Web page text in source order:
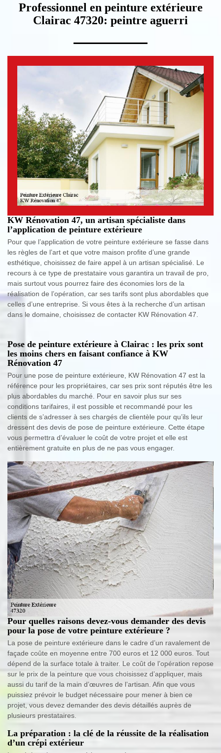
Professionnel en peinture extérieure
Clairac 47320: peintre aguerri
KW Rénovation 47, un artisan spécialiste dans
l’application de peinture extérieure
Pour que l’application de votre peinture extérieure se fasse dans
les règles de l’art et que votre maison profite d’une grande
esthétique, choisissez de faire appel à un artisan spécialisé. Le
recours à ce type de prestataire vous garantira un travail de pro,
mais surtout vous pourrez faire des économies lors de la
réalisation de l’opération, car ses tarifs sont plus abordables que
celles d’une entreprise. Si vous êtes à la recherche d’un artisan
dans le domaine, choisissez de contacter KW Rénovation 47.
Pose de peinture extérieure à Clairac : les prix sont
les moins chers en faisant confiance à KW
Rénovation 47
Pour une pose de peinture extérieure, KW Rénovation 47 est la
référence pour les propriétaires, car ses prix sont réputés être les
plus abordables du marché. Pour en savoir plus sur ses
conditions tarifaires, il est possible et recommandé pour les
clients de s’adresser à ses chargés de clientèle pour qu’ils leur
dressent des devis de pose de peinture extérieure. Cette étape
vous permettra d’évaluer le coût de votre projet et elle est
entièrement gratuite en plus de ne pas vous engager.
Pour quelles raisons devez-vous demander des devis
pour la pose de votre peinture extérieure ?
La pose de peinture extérieure dans le cadre d’un ravalement de
façade coûte en moyenne entre 700 euros et 12 000 euros. Tout
dépend de la surface totale à traiter. Le coût de l’opération repose
sur le prix de la peinture que vous choisissez d’appliquer, mais
aussi du tarif de la main d’œuvres de l’artisan. Afin que vous
puissiez prévoir le budget nécessaire pour mener à bien ce
projet, vous devez demander des devis détaillés auprès de
plusieurs prestataires.
La préparation : la clé de la réussite de la réalisation
d’un crépi extérieur